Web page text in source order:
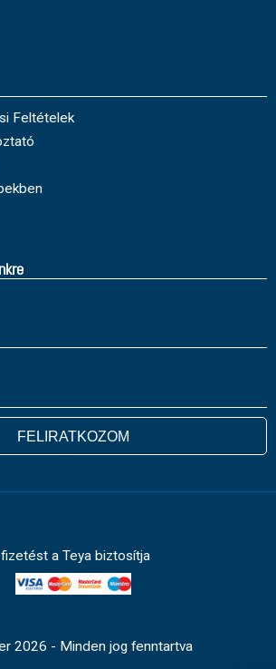
Feltételek
FELIRATKOZOM
a Teya biztosítja
2026 - Minden jog fenntartva